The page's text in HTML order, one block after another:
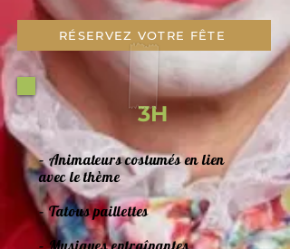
RÉSERVEZ VOTRE FÊTE
3H
– Animateurs costumés en lien
avec le thème
– Tatous paillettes
– Musiques entraînantes